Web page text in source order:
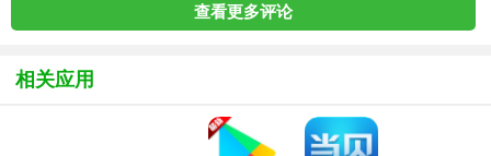
查看更多评论
相关应用